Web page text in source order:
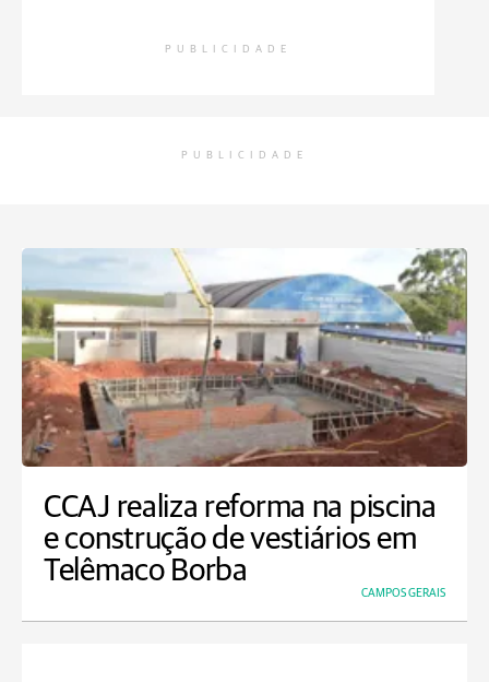
PUBLICIDADE
PUBLICIDADE
CCAJ realiza reforma na piscina
e construção de vestiários em
Telêmaco Borba
CAMPOS GERAIS